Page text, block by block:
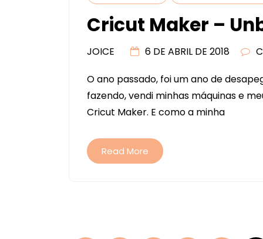
Cricut Maker –
JOICE 6 DE ABRIL DE 2018
O ano passado, foi um ano de
fazendo, vendi minhas máquinas e
Cricut Maker. E como a minha
Read More